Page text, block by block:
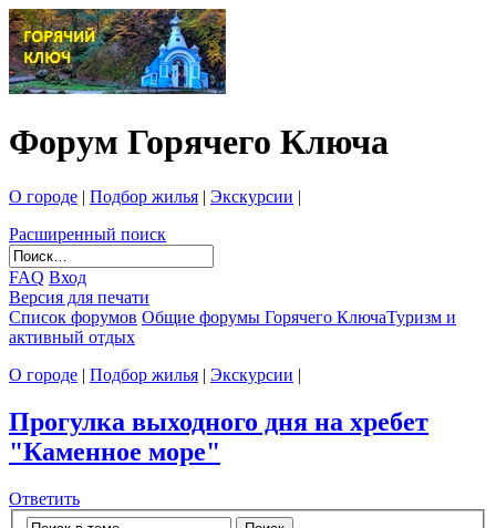
Форум Горячего Ключа
О городе | Подбор жилья | Экскурсии |
Расширенный поиск
FAQ Вход
Версия для печати
Список форумов Общие форумы Горячего КлючаТуризм и
активный отдых
О городе | Подбор жилья | Экскурсии |
Прогулка выходного дня на хребет
"Каменное море"
Ответить